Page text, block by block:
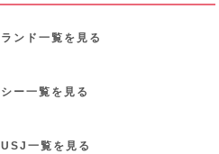
ランド 一覧を見る
シー一覧を見る
USJ 一覧を見る